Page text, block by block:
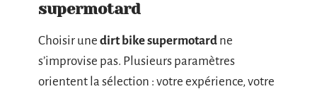
supermotard
Choisir une dirt bike supermotard ne
s’improvise pas. Plusieurs paramètres
orientent la sélection : votre expérience, votre